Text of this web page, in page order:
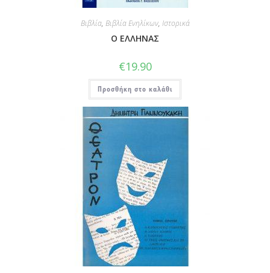
Βιβλία, Βιβλία Ενηλίκων, Ιστορικά
Ο ΕΛΛΗΝΑΣ
€19.90
Προσθήκη στο καλάθι